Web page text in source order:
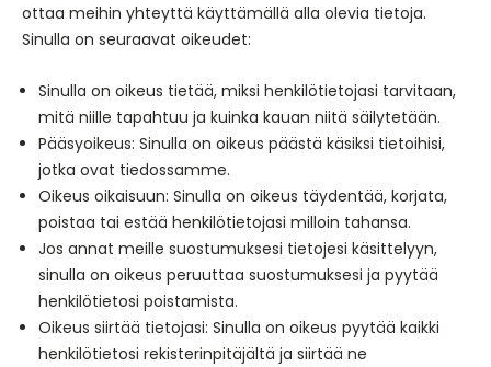
ottaa meihin yhteyttä käyttämällä alla olevia tietoja.
Sinulla on seuraavat oikeudet:
Sinulla on oikeus tietää, miksi henkilötietojasi tarvitaan,
mitä niille tapahtuu ja kuinka kauan niitä säilytetään.
Pääsyoikeus: Sinulla on oikeus päästä käsiksi tietoihisi,
jotka ovat tiedossamme.
Oikeus oikaisuun: Sinulla on oikeus täydentää, korjata,
poistaa tai estää henkilötietojasi milloin tahansa.
Jos annat meille suostumuksesi tietojesi käsittelyyn,
sinulla on oikeus peruuttaa suostumuksesi ja pyytää
henkilötietosi poistamista.
Oikeus siirtää tietojasi: Sinulla on oikeus pyytää kaikki
henkilötietosi rekisterinpitäjältä ja siirtää ne